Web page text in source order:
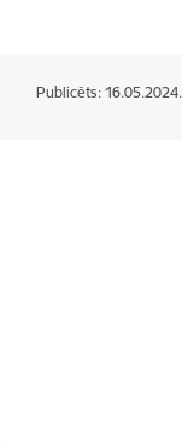
Publicēts: 16.05.2024.